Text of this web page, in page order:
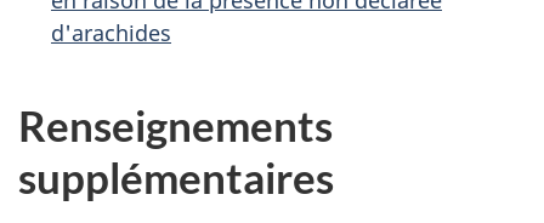
d'arachides
Renseignements
supplémentaires